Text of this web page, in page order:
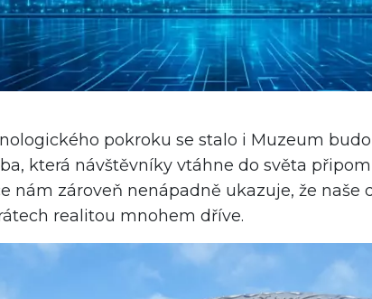
pokroku se stalo i Muzeum
která návštěvníky vtáhne do světa
nám zároveň nenápadně ukazuje, že naše
realitou mnohem dříve.